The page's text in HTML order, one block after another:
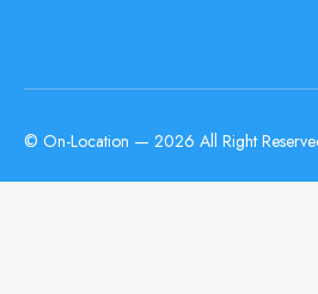
© On-Location — 2026 All Right